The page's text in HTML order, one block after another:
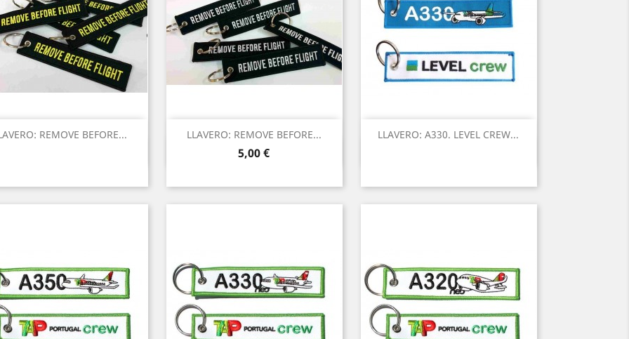
REMOVE BEFORE... LLAVERO: REMOVE BEFORE...
Precio
5,00 €
Vista rápida
LLAVERO: A330. LEVEL CREW...